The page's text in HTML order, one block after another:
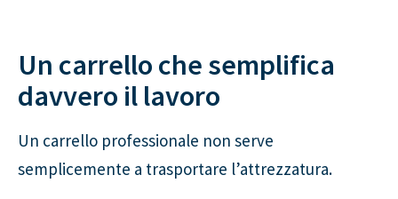
Un carrello che semplifica
davvero il lavoro
Un carrello professionale non serve
semplicemente a trasportare l’attrezzatura.